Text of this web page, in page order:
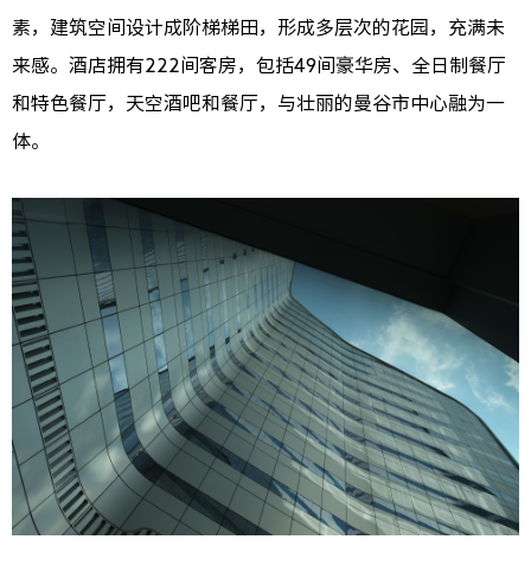
素，建筑空间设计成阶梯梯田，形成多层次的花园，充满未
来感。酒店拥有222间客房，包括49间豪华房、全日制餐厅
和特色餐厅，天空酒吧和餐厅，与壮丽的曼谷市中心融为一
体。